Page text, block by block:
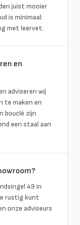
juist mooier
is minimaal:
met leervet.
en
adviseren wij
te maken en
bouclé zijn
een staal aan
49 in
rustig kunt
onze adviseurs